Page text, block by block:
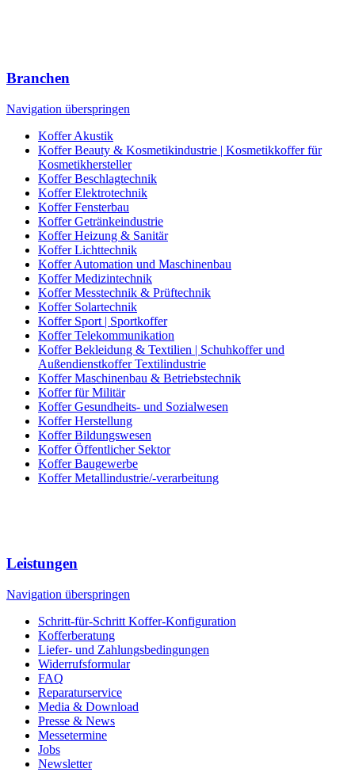
Branchen
Navigation überspringen
Koffer Akustik
Koffer Beauty & Kosmetikindustrie | Kosmetikkoffer für
Kosmetikhersteller
Koffer Beschlagtechnik
Koffer Elektrotechnik
Koffer Fensterbau
Koffer Getränkeindustrie
Koffer Heizung & Sanitär
Koffer Lichttechnik
Koffer Automation und Maschinenbau
Koffer Medizintechnik
Koffer Messtechnik & Prüftechnik
Koffer Solartechnik
Koffer Sport | Sportkoffer
Koffer Telekommunikation
Koffer Bekleidung & Textilien | Schuhkoffer und
Außendienstkoffer Textilindustrie
Koffer Maschinenbau & Betriebstechnik
Koffer für Militär
Koffer Gesundheits- und Sozialwesen
Koffer Herstellung
Koffer Bildungswesen
Koffer Öffentlicher Sektor
Koffer Baugewerbe
Koffer Metallindustrie/-verarbeitung
Leistungen
Navigation überspringen
Schritt-für-Schritt Koffer-Konfiguration
Kofferberatung
Liefer- und Zahlungsbedingungen
Widerrufsformular
FAQ
Reparaturservice
Media & Download
Presse & News
Messetermine
Jobs
Newsletter